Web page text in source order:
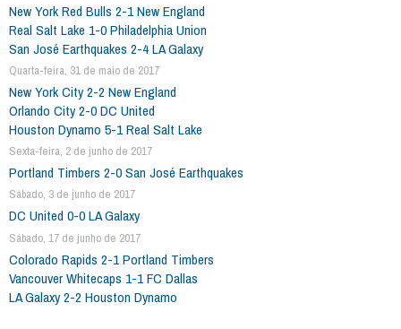
New York Red Bulls 2-1 New England
Real Salt Lake 1-0 Philadelphia Union
San José Earthquakes 2-4 LA Galaxy
Quarta-feira, 31 de maio de 2017
New York City 2-2 New England
Orlando City 2-0 DC United
Houston Dynamo 5-1 Real Salt Lake
Sexta-feira, 2 de junho de 2017
Portland Timbers 2-0 San José Earthquakes
Sábado, 3 de junho de 2017
DC United 0-0 LA Galaxy
Sábado, 17 de junho de 2017
Colorado Rapids 2-1 Portland Timbers
Vancouver Whitecaps 1-1 FC Dallas
LA Galaxy 2-2 Houston Dynamo